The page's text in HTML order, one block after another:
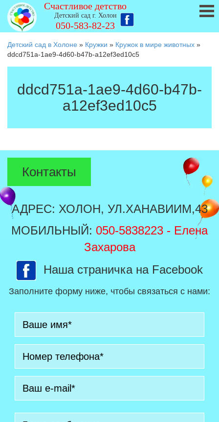
Счастливое детство
Детский сад г. Холон
050-583-82-23
Детский сад в Холоне » Кружки » Кружок в мире животных »
ddcd751a-1ae9-4d60-b47b-a12ef3ed10c5
ddcd751a-1ae9-4d60-b47b-
a12ef3ed10c5
Контакты
АДРЕС: ХОЛОН, УЛ.ХАНАВИИМ,43
МОБИЛЬНЫЙ: 050-5838223 - Елена
Захарова
Наша страничка на Facebook
Заполните форму ниже, чтобы связаться с нами: